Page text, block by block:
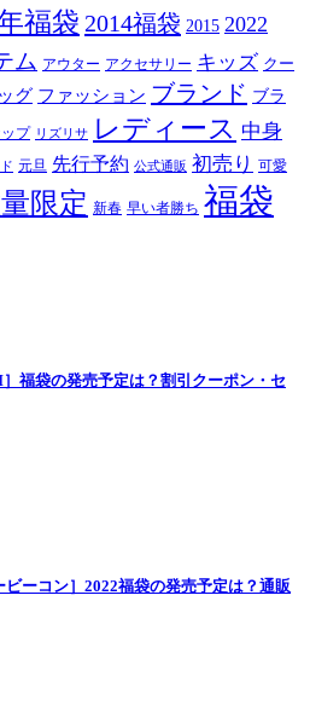
福袋 2014福袋 2015 2022
ム アウター アクセサリー キッズ クー
グ ファッション ブランド ブラ
プ リズリサ レディース 中身
元旦 先行予約 公式通販 初売り 可愛
限定 新春 早い者勝ち 福袋
］福袋の発売予定は？割引クーポン・セ
ビーコン］2022福袋の発売予定は？通販